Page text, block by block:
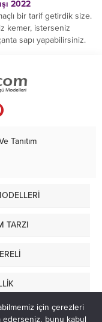
2022
bir tarif getirdik size.
kemer, isterseniz
sapı yapabilirsiniz.
Tanıtım
TARZI
için çerezleri
ederseniz, bunu kabul